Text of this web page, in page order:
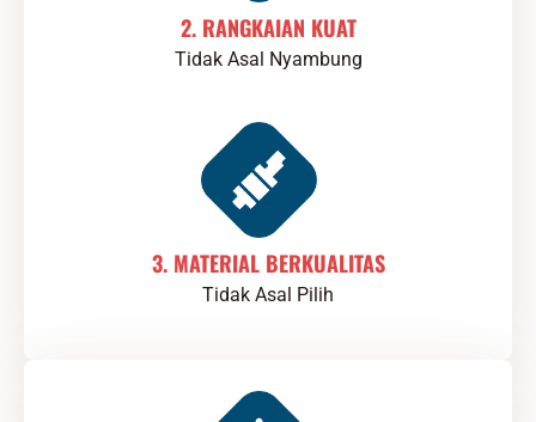
2. RANGKAIAN KUAT
Tidak Asal Nyambung
3. MATERIAL BERKUALITAS
Tidak Asal Pilih